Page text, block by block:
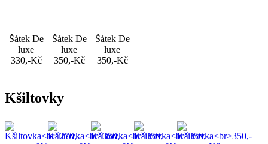
Šátek De
luxe
330,-Kč
Šátek De
luxe
350,-Kč
Šátek De
luxe
350,-Kč
Kšiltovky